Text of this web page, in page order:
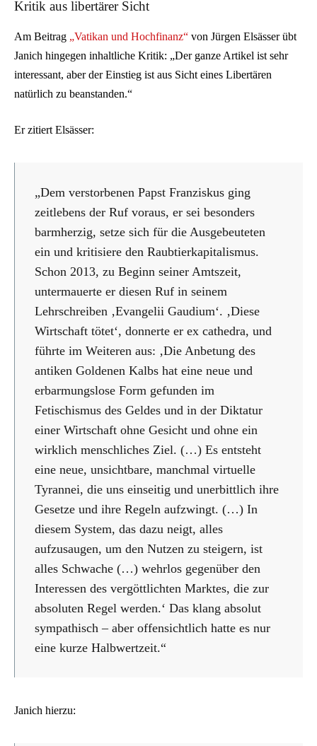
Kritik aus libertärer Sicht
Am Beitrag „Vatikan und Hochfinanz“ von Jürgen Elsässer übt
Janich hingegen inhaltliche Kritik: „Der ganze Artikel ist sehr
interessant, aber der Einstieg ist aus Sicht eines Libertären
natürlich zu beanstanden.“
Er zitiert Elsässer:
„Dem verstorbenen Papst Franziskus ging
zeitlebens der Ruf voraus, er sei besonders
barmherzig, setze sich für die Ausgebeuteten
ein und kritisiere den Raubtierkapitalismus.
Schon 2013, zu Beginn seiner Amtszeit,
untermauerte er diesen Ruf in seinem
Lehrschreiben ‚Evangelii Gaudium‘. ‚Diese
Wirtschaft tötet‘, donnerte er ex cathedra, und
führte im Weiteren aus: ‚Die Anbetung des
antiken Goldenen Kalbs hat eine neue und
erbarmungslose Form gefunden im
Fetischismus des Geldes und in der Diktatur
einer Wirtschaft ohne Gesicht und ohne ein
wirklich menschliches Ziel. (…) Es entsteht
eine neue, unsichtbare, manchmal virtuelle
Tyrannei, die uns einseitig und unerbittlich ihre
Gesetze und ihre Regeln aufzwingt. (…) In
diesem System, das dazu neigt, alles
aufzusaugen, um den Nutzen zu steigern, ist
alles Schwache (…) wehrlos gegenüber den
Interessen des vergöttlichten Marktes, die zur
absoluten Regel werden.‘ Das klang absolut
sympathisch – aber offensichtlich hatte es nur
eine kurze Halbwertzeit.“
Janich hierzu: